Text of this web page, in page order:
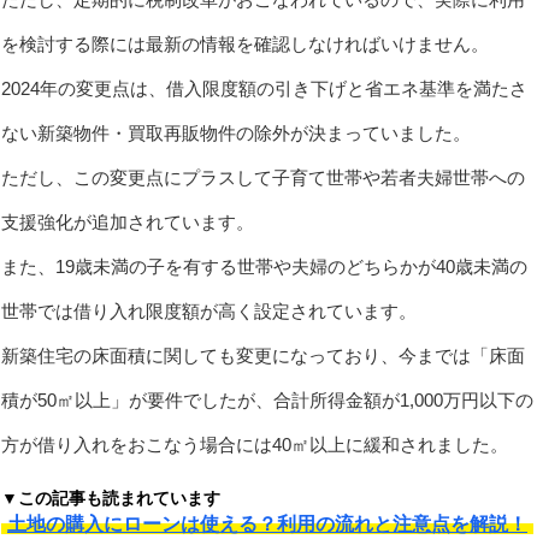
を検討する際には最新の情報を確認しなければいけません。
2024年の変更点は、借入限度額の引き下げと省エネ基準を満たさ
ない新築物件・買取再販物件の除外が決まっていました。
ただし、この変更点にプラスして子育て世帯や若者夫婦世帯への
支援強化が追加されています。
また、19歳未満の子を有する世帯や夫婦のどちらかが40歳未満の
世帯では借り入れ限度額が高く設定されています。
新築住宅の床面積に関しても変更になっており、今までは「床面
積が50㎡以上」が要件でしたが、合計所得金額が1,000万円以下の
方が借り入れをおこなう場合には40㎡以上に緩和されました。
▼この記事も読まれています
土地の購入にローンは使える？利用の流れと注意点を解説！